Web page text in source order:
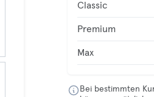
Classic
Premium
Max
Bei bestimmten